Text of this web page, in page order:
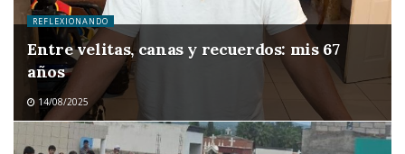
REFLEXIONANDO
Entre velitas, canas y recuerdos: mis 67
años
14/08/2025